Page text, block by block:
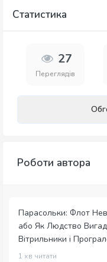
Статистика
27
Переглядів
Роботи автора
Парасольки: Флот
або Як Людство
Вітрильники і
1 хв читати